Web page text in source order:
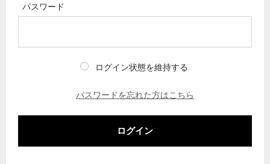
パスワード
ログイン状態を維持する
パスワードを忘れた方はこちら
ログイン